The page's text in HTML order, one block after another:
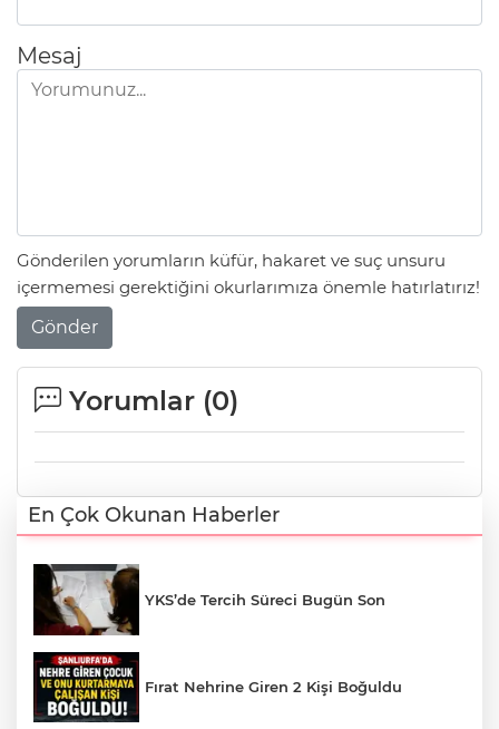
Mesaj
Gönderilen yorumların küfür, hakaret ve suç unsuru
içermemesi gerektiğini okurlarımıza önemle hatırlatırız!
Gönder
Yorumlar (0)
En Çok Okunan Haberler
YKS’de Tercih Süreci Bugün Son
Fırat Nehrine Giren 2 Kişi Boğuldu